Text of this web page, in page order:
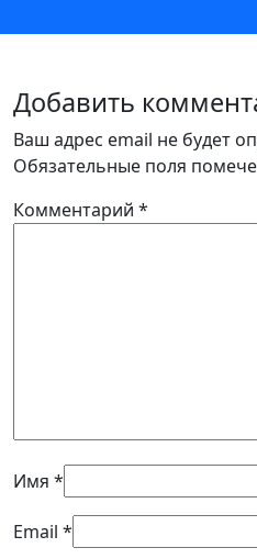
Добавить
Ваш адрес email не будет
Обязательные поля
Комментарий *
Имя *
Email *